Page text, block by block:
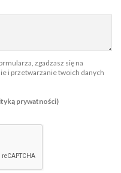
zgadzasz się na
i przetwarzanie twoich danych
prywatności)